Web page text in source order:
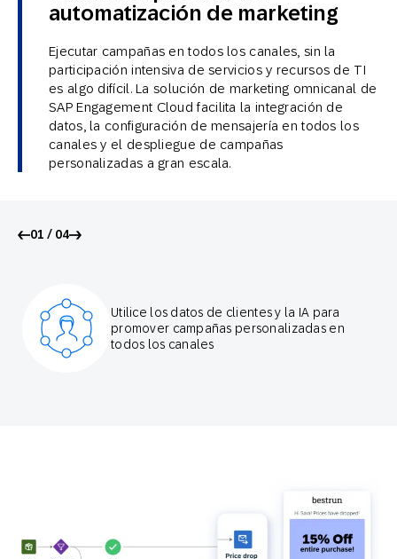
automatización de marketing
Ejecutar campañas en todos los canales, sin la
participación intensiva de servicios y recursos de TI
es algo difícil. La solución de marketing omnicanal de
SAP Engagement Cloud facilita la integración de
datos, la configuración de mensajería en todos los
canales y el despliegue de campañas
personalizadas a gran escala.
01 / 04
Utilice los datos de clientes y la IA para
promover campañas personalizadas en
todos los canales